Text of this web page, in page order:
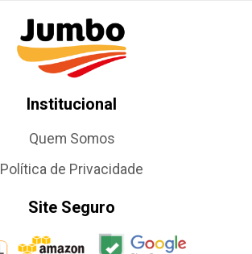
Institucional
Quem Somos
Política de Privacidade
Site Seguro